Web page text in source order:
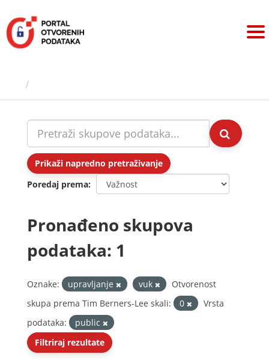
sadržaj
Prikaži napredno pretraživanje
Poredaj prema
Pronađeno skupova
podataka: 1
Oznake: upravljanje vuk
Otvorenost
skupa prema Tim Berners-Lee skali:
0
Vrsta
podataka:
public
Filtriraj rezultate